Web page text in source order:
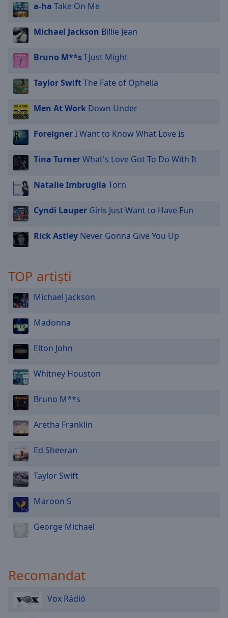
a-ha Take On Me
Michael Jackson Billie Jean
Bruno M**sI Just Might
Taylor SwiftThe Fate of Ophelia
Men At Work Down Under
ForeignerI Want to Know What Love Is
Tina TurnerWhat's Love Got To Do With It
Natalie Imbruglia Torn
Cyndi Lauper Girls Just Want to Have Fun
Rick Astley Never Gonna Give You Up
TOP artiști
Michael Jackson
Madonna
Elton John
Whitney Houston
Bruno M**s
Aretha Franklin
Ed Sheeran
Taylor Swift
Maroon 5
George Michael
Recomandat
Vox Rádió